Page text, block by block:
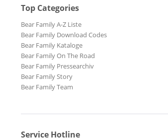
Top Categories
Bear Family A-Z Liste
Bear Family Download Codes
Bear Family Kataloge
Bear Family On The Road
Bear Family Pressearchiv
Bear Family Story
Bear Family Team
Service Hotline